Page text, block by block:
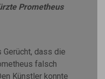
Prometheus
Gerücht, dass die
falsch
Künstler konnte